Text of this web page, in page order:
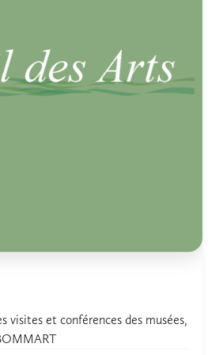
visites et conférences des musées,